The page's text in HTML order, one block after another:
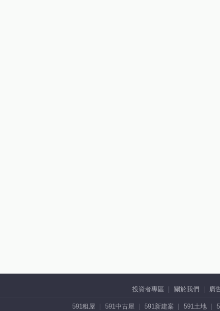
投資者專區 關於我們 廣
591租屋 591中古屋 591新建案 591土地